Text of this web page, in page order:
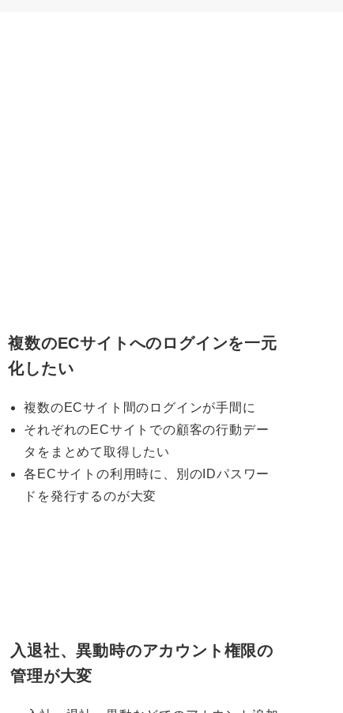
複数のECサイトへのログインを一元
化したい
複数のECサイト間のログインが手間に
それぞれのECサイトでの顧客の行動デー
タをまとめて取得したい
各ECサイトの利用時に、別のIDパスワー
ドを発行するのが大変
入退社、異動時のアカウント権限の
管理が大変